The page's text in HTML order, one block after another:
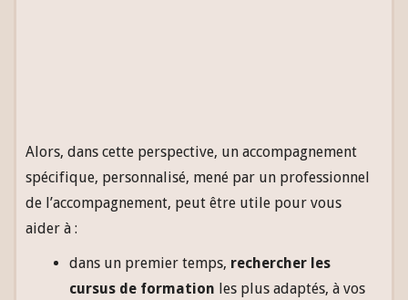
Alors, dans cette perspective, un accompagnement
spécifique, personnalisé, mené par un professionnel
de l’accompagnement, peut être utile pour vous
aider à :
dans un premier temps, rechercher les
cursus de formation les plus adaptés, à vos